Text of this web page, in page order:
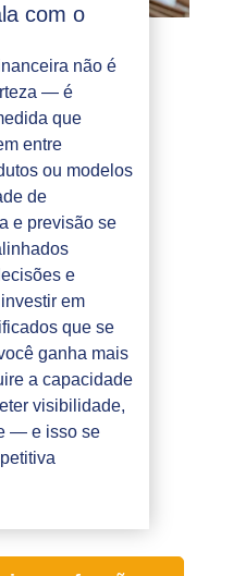
com o
não é
— é
que
entre
ou modelos
de
e previsão se
e
em
que se
ganha mais
a capacidade
visibilidade,
— e isso se